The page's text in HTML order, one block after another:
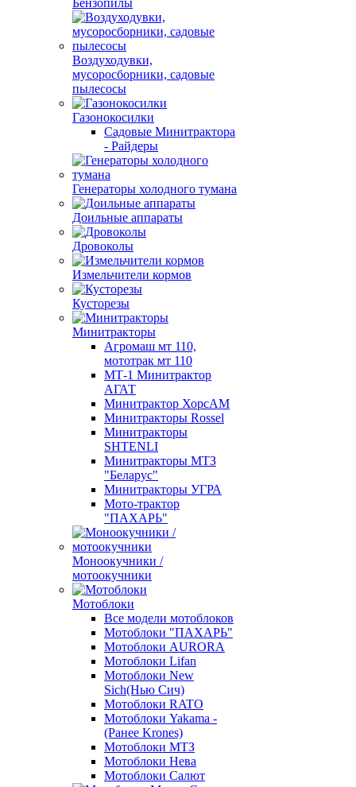
Бензопилы
Воздуходувки,
мусоросборники, cадовые
пылесосы
Газонокосилки
Садовые Минитрактора
- Райдеры
Генераторы холодного тумана
Доильные аппараты
Дровоколы
Измельчители кормов
Кусторезы
Минитракторы
Агромаш мт 110,
мототрак мт 110
МТ-1 Минитрактор
АГАТ
Минитрактор ХорсАМ
Минитракторы Rossel
Минитракторы
SHTENLI
Минитракторы МТЗ
"Беларус"
Минитракторы УГРА
Мото-трактор
"ПАХАРЬ"
Моноокучники /
мотоокучники
Мотоблоки
Все модели мотоблоков
Мотоблоки "ПАХАРЬ"
Мотоблоки AURORA
Мотоблоки Lifan
Мотоблоки New
Sich(Нью Сич)
Мотоблоки RATO
Мотоблоки Yakama -
(Ранее Krones)
Мотоблоки МТЗ
Мотоблоки Нева
Мотоблоки Салют